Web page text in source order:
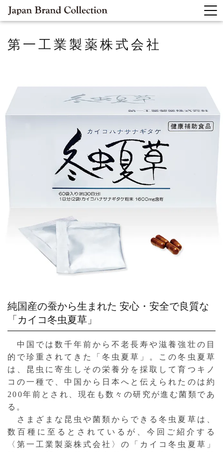
第一工業製薬株式会社
純国産の蚕から生まれた 安心・安全で良質な
「カイコ冬虫夏草」
中国では数千年前から不老長寿や滋養強壮の目
的で珍重されてきた「冬虫夏草」。この冬虫夏草
は、昆虫に寄生しその栄養分を採取して育つキノ
コの一種で、中国から日本へと伝えられたのは約
200年前とされ、現在も数々の研究が進む菌類であ
る。
さまざまな昆虫や菌類からできる冬虫夏草は、
数百種に至るとされているが、今回ご紹介する
〈第一工業製薬株式会社〉の「カイコ冬虫夏草」